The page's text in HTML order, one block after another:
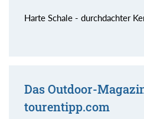
Harte Schale - durchdachter
Das Outdoor-
tourentipp.com